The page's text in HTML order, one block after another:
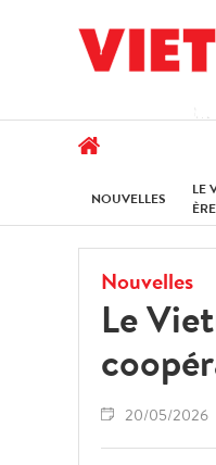
NOUVELLES
LE
ÈRE
Nouvelles
Le
20/05/2026